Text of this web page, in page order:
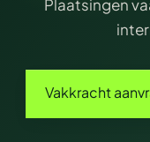
Plaatsingen
Vakkracht